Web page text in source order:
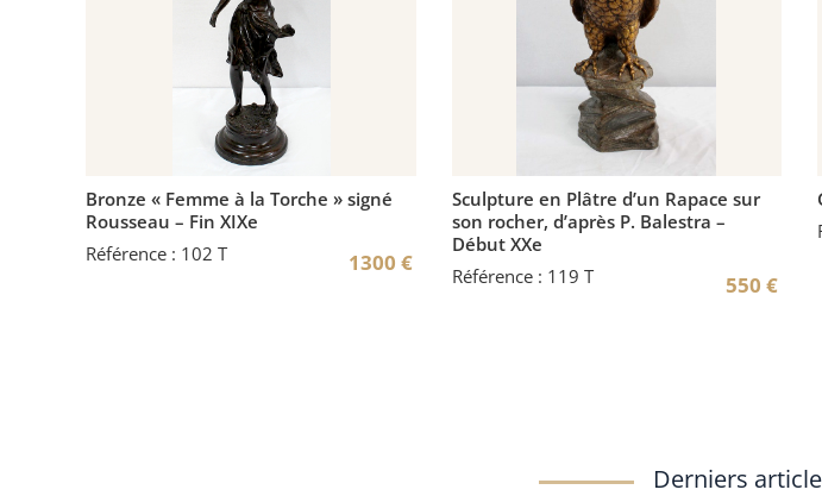
Bronze « Femme à la Torche » signé
Rousseau – Fin XIXe
Référence : 102 T
1300 €
Sculpture en Plâtre d’un Rapace sur
son rocher, d’après P. Balestra –
Début XXe
Référence : 119 T
550€
Derniers